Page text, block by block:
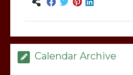
Calendar Archive